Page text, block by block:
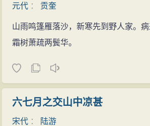
元代 ： 贡奎
山雨鸣篷雁落沙，新寒先到野人家。病
霜树萧疏两鬓华。
六七月之交山中凉甚
宋代 ： 陆游